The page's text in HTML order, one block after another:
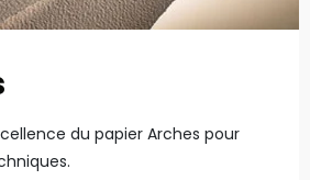
du papier Arches pour